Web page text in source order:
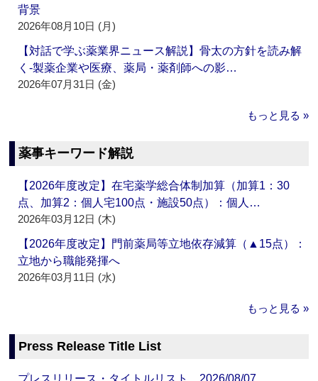
背景
2026年08月10日 (月)
【対話で学ぶ薬業界ニュース解説】骨太の方針を読み解
く‐製薬企業や医療、薬局・薬剤師への影…
2026年07月31日 (金)
もっと見る »
薬事キーワード解説
【2026年度改定】在宅薬学総合体制加算（加算1：30
点、加算2：個人宅100点・施設50点）：個人…
2026年03月12日 (木)
【2026年度改定】門前薬局等立地依存減算（▲15点）：
立地から職能発揮へ
2026年03月11日 (水)
もっと見る »
Press Release Title List